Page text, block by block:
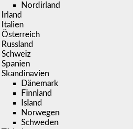
Nordirland
Irland
Italien
Österreich
Russland
Schweiz
Spanien
Skandinavien
Dänemark
Finnland
Island
Norwegen
Schweden